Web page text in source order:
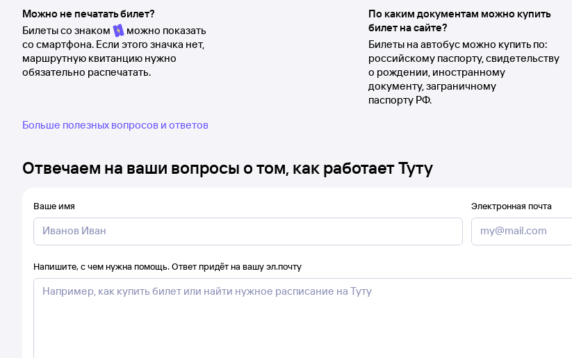
Можно не печатать билет?
Билеты со знаком
можно показать
со смартфона. Если этого значка нет,
маршрутную квитанцию нужно
обязательно распечатать.
По каким документам можно купить
билет на сайте?
Билеты на автобус можно купить по:
российскому паспорту, свидетельству
о рождении, иностранному
документу, заграничному
паспорту РФ.
Больше полезных вопросов и ответов
Отвечаем на ваши вопросы о том, как работает Туту
Ваше имя Электронная почта
Напишите, с чем нужна помощь. Ответ придёт на вашу эл.почту